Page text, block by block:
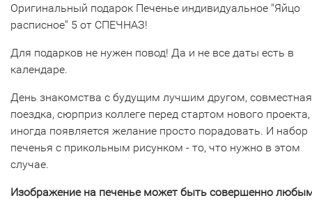
Оригинальный подарок Печенье индивидуальное "Яйцо
расписное" 5 от СПЕЧНАЗ!
Для подарков не нужен повод! Да и не все даты есть в
календаре.
День знакомства с будущим лучшим другом, совместная
поездка, сюрприз коллеге перед стартом нового
иногда появляется желание просто порадовать. И набор
печенья с прикольным рисунком - то, что нужно в этом
случае.
Изображение на печенье может быть совершенно